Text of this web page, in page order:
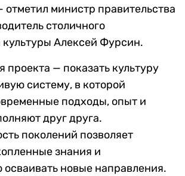
министр правительства
столичного
Алексей Фурсин.
проекта — показать культуру
систему, в которой
подходы, опыт и
друг друга.
поколений позволяет
знания и
новые направления.